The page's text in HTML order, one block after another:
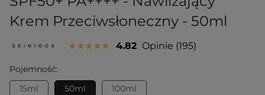
Krem Przeciwsłoneczny - 50ml
4.82 Opinie 195
Pojemność:
15ml
50ml
100ml